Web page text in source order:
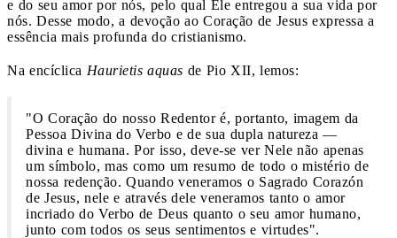
e do seu amor por nós, pelo qual Ele entregou a sua vida por
nós. Desse modo, a devoção ao Coração de Jesus expressa a
essência mais profunda do cristianismo.
Na encíclica Haurietis aquas de Pio XII, lemos:
"O Coração do nosso Redentor é, portanto, imagem da
Pessoa Divina do Verbo e de sua dupla natureza —
divina e humana. Por isso, deve-se ver Nele não apenas
um símbolo, mas como um resumo de todo o mistério de
nossa redenção. Quando veneramos o Sagrado Corazón
de Jesus, nele e através dele veneramos tanto o amor
incriado do Verbo de Deus quanto o seu amor humano,
junto com todos os seus sentimentos e virtudes".